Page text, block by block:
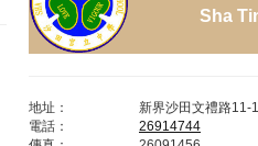
Sha
地址：
新界沙田文禮路11-
電話：
26914744